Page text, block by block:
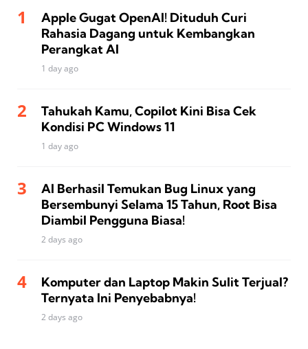
Apple Gugat OpenAI! Dituduh Curi
Rahasia Dagang untuk Kembangkan
Perangkat AI
1 day ago
Tahukah Kamu, Copilot Kini Bisa Cek
Kondisi PC Windows 11
1 day ago
AI Berhasil Temukan Bug Linux yang
Bersembunyi Selama 15 Tahun, Root Bisa
Diambil Pengguna Biasa!
2 days ago
Komputer dan Laptop Makin Sulit Terjual?
Ternyata Ini Penyebabnya!
2 days ago